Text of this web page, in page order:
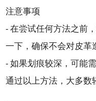
注意事项
- 在尝试任何方法之前
一下，确保不会对皮革
- 如果划痕较深，可能
通过以上方法，大多数